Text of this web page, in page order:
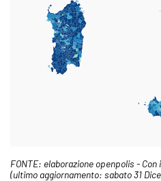
FONTE: elaborazione openpolis -
(ultimo aggiornamento: sabato 31